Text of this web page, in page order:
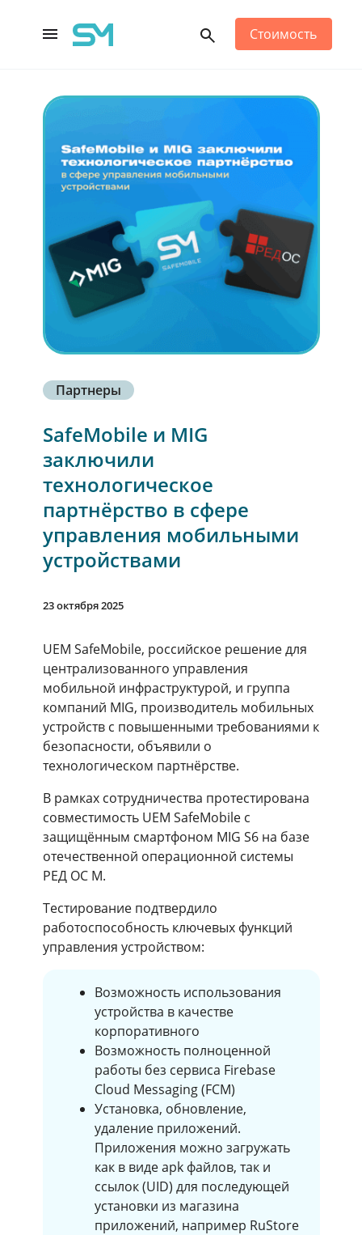
Main Navigation Стоимость
Партнеры
SafeMobile и MIG
заключили
технологическое
партнёрство в сфере
управления мобильными
устройствами
23 октября 2025
UEM SafeMobile, российское решение для
централизованного управления
мобильной инфраструктурой, и группа
компаний MIG, производитель мобильных
устройств с повышенными требованиями к
безопасности, объявили о
технологическом партнёрстве.
В рамках сотрудничества протестирована
совместимость UEM SafeMobile с
защищённым смартфоном MIG S6 на базе
отечественной операционной системы
РЕД ОС М.
Тестирование подтвердило
работоспособность ключевых функций
управления устройством:
Возможность использования
устройства в качестве
корпоративного
Возможность полноценной
работы без сервиса Firebase
Cloud Messaging (FCM)
Установка, обновление,
удаление приложений.
Приложения можно загружать
как в виде apk файлов, так и
ссылок (UID) для последующей
установки из магазина
приложений, например RuStore